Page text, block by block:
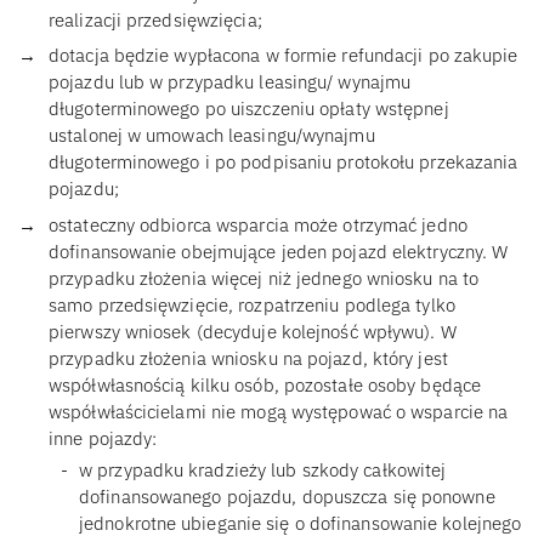
realizacji przedsięwzięcia;
dotacja będzie wypłacona w formie refundacji po zakupie
pojazdu lub w przypadku leasingu/ wynajmu
długoterminowego po uiszczeniu opłaty wstępnej
ustalonej w umowach leasingu/wynajmu
długoterminowego i po podpisaniu protokołu przekazania
pojazdu;
ostateczny odbiorca wsparcia może otrzymać jedno
dofinansowanie obejmujące jeden pojazd elektryczny. W
przypadku złożenia więcej niż jednego wniosku na to
samo przedsięwzięcie, rozpatrzeniu podlega tylko
pierwszy wniosek (decyduje kolejność wpływu). W
przypadku złożenia wniosku na pojazd, który jest
współwłasnością kilku osób, pozostałe osoby będące
współwłaścicielami nie mogą występować o wsparcie na
inne pojazdy:
w przypadku kradzieży lub szkody całkowitej
dofinansowanego pojazdu, dopuszcza się ponowne
jednokrotne ubieganie się o dofinansowanie kolejnego